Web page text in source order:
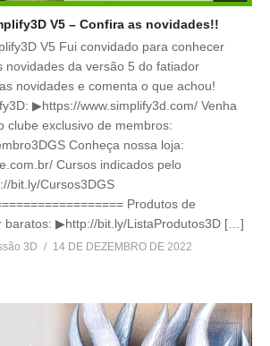
V5 – Confira as novidades!!
V5 Fui convidado para conhecer
novidades da versão 5 do fatiador
novidades e comenta o que achou!
▶https://www.simplify3d.com/ Venha
clube exclusivo de membros:
Conheça nossa loja:
Cursos indicados pelo
bit.ly/Cursos3DGS
Produtos de
baratos: ▶http://bit.ly/ListaProdutos3D […]
3D
14 DE DEZEMBRO DE 2022